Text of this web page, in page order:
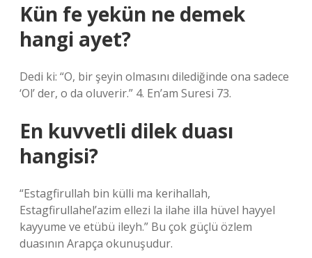
Kün fe yekün ne demek
hangi ayet?
Dedi ki: “O, bir şeyin olmasını dilediğinde ona sadece
‘Ol’ der, o da oluverir.” 4. En’am Suresi 73.
En kuvvetli dilek duası
hangisi?
“Estagfirullah bin külli ma kerihallah,
Estagfirullahel’azim ellezi la ilahe illa hüvel hayyel
kayyume ve etübü ileyh.” Bu çok güçlü özlem
duasının Arapça okunuşudur.